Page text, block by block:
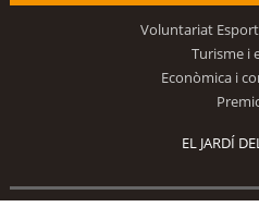
Voluntariat
Turisme i
Econòmica i
EL JARDÍ